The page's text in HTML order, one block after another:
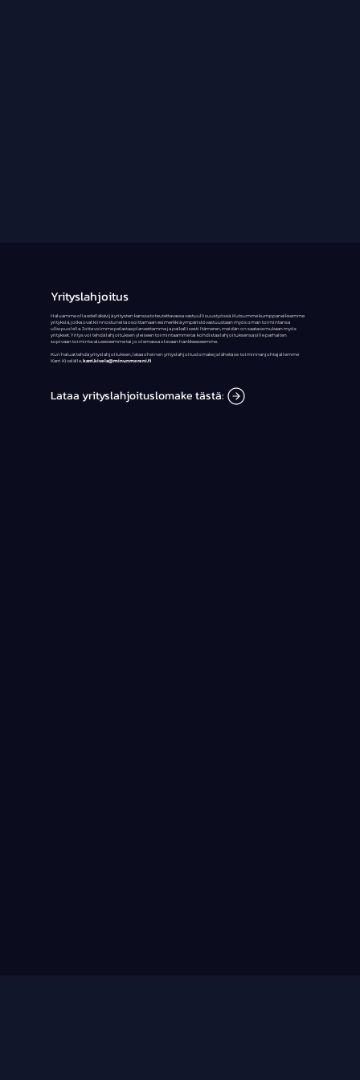
Yrityslahjoitus
Haluamme olla edelläkävijä yritysten kanssa toteutettavassa vastuullisuustyössä. Kutsumme kumppaneiksemme
yrityksiä, jotka ovat kiinnostuneita osoittamaan esimerkkiä ympäristövastuustaan myös oman toimintansa
ulkopuolella. Jotta voimme pelastaa planeettamme ja paikallisesti Itämeren, meidän on saatava mukaan myös
yritykset. Yritys voi tehdä lahjoituksen yleiseen toimintaamme tai kohdistaa lahjoituksensa sille parhaiten
sopivaan toiminta-alueeseemme tai jo olemassa olevaan hankkeeseemme.
Kun haluat tehdä yrityslahjoituksen, lataa oheinen yrityslahjoituslomake ja lähetä se toiminnanjohtajallemme
Karri Kivelälle, karri.kivela@minunmereni.fi
Lataa yrityslahjoituslomake tästä: